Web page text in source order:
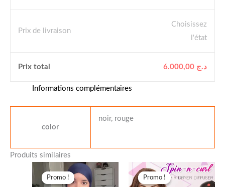
Prix ​​de livraison
Choisissez
l'état
Prix ​​total د.ج
Informations complémentaires
color
noir, rouge
Produits similaires
Promo !
Promo !
Le
prix
initial
Le
prix
Promo !
Promo !
Le
prix
initial
Le
prix
actuel